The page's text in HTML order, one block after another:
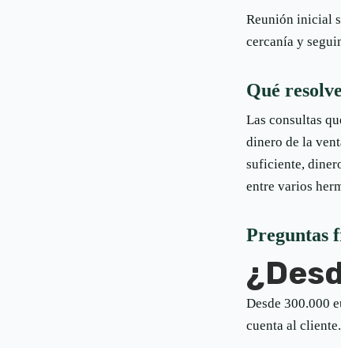
Reunión inicial
cercanía y
Qué
Las consultas
dinero de la
suficiente,
entre varios
Preguntas
Desde 300.000
cuenta al